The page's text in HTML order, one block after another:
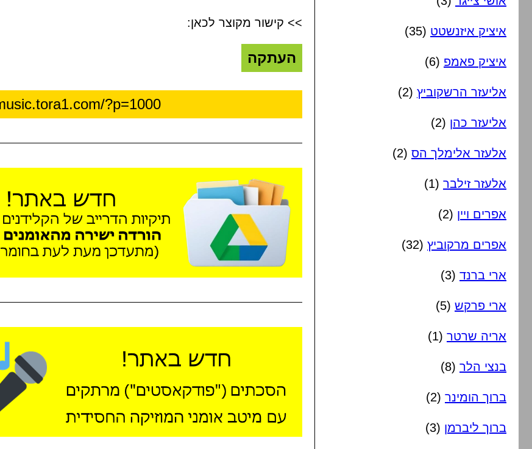
>> קישור מקוצר לכאן:
העתקה
איציק איזנשטט (35)
איציק פאמפ (6)
אליעזר הרשקוביץ (2)
אליעזר כהן (2)
אלעזר אלימלך הס (2)
אלעזר זילבר (1)
אפרים ויין (2)
אפרים מרקוביץ (32)
ארי ברנד (3)
ארי פרקש (5)
אריה שרטר (1)
בנצי הלר (8)
ברוך הומינר (2)
ברוך ליברמן (3)